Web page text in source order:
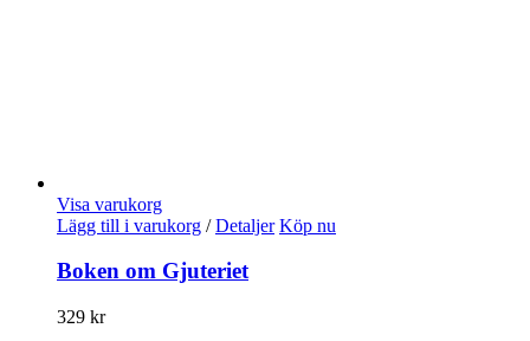
Visa varukorg
Lägg till i varukorg / Detaljer Köp nu
Boken om Gjuteriet
329 kr